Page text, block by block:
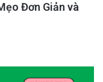
Đơn Giản và